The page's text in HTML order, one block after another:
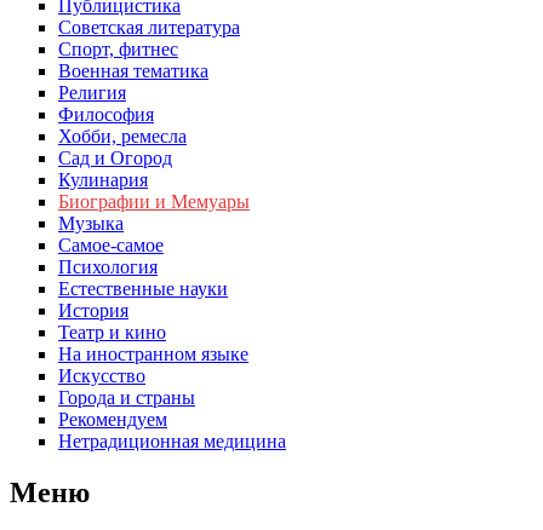
Публицистика
Советская литература
Спорт, фитнес
Военная тематика
Религия
Философия
Хобби, ремесла
Сад и Огород
Кулинария
Биографии и Мемуары
Музыка
Самое-самое
Психология
Естественные науки
История
Театр и кино
На иностранном языке
Искусство
Города и страны
Рекомендуем
Нетрадиционная медицина
Меню